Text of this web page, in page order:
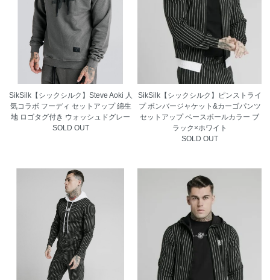
SikSilk【シックシルク】Steve Aoki 人
気コラボ フーディ セットアップ 綿生
地 ロゴタグ付き ウォッシュドグレー
SOLD OUT
SikSilk【シックシルク】ピンストライ
プ ボンバージャケット&カーゴパンツ
セットアップ ベースボールカラー ブ
ラック×ホワイト
SOLD OUT